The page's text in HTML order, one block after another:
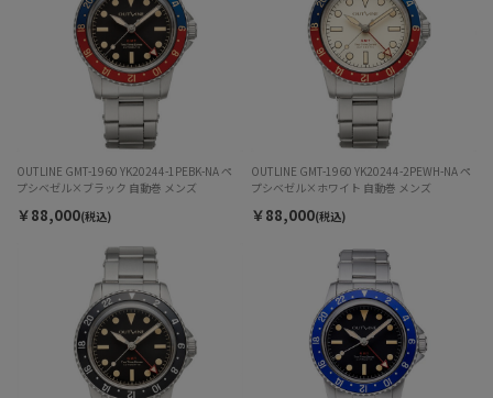
OUTLINE GMT-1960 YK20244-1PEBK-NA ペ
プシベゼル×ブラック 自動巻 メンズ
￥88,000(税込)
OUTLINE GMT-1960 YK20244-2PEWH-NA ペ
プシベゼル×ホワイト 自動巻 メンズ
￥88,000(税込)